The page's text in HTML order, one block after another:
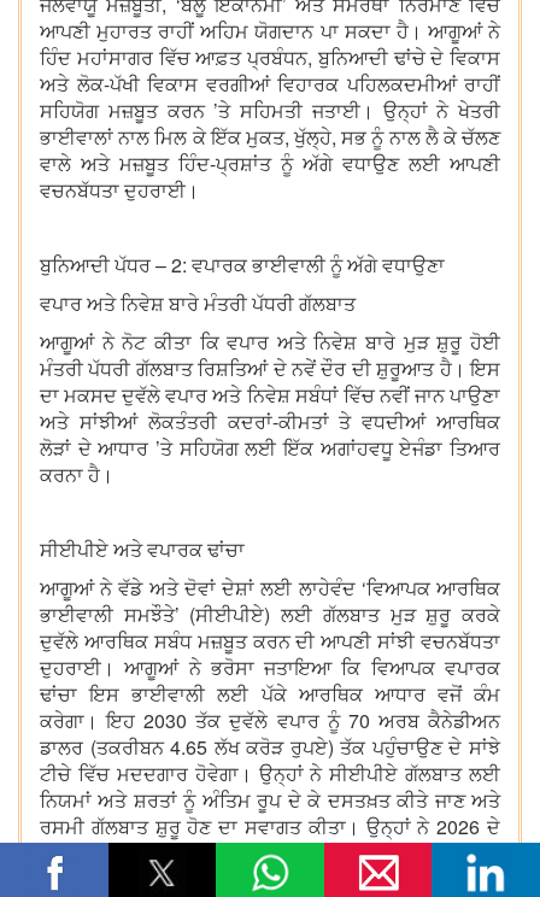
ਆਪਣੀ ਮੁਹਾਰਤ ਰਾਹੀਂ ਅਹਿਮ ਯੋਗਦਾਨ ਪਾ ਸਕਦਾ ਹੈ। ਆਗੂਆਂ ਨੇ
ਹਿੰਦ ਮਹਾਂਸਾਗਰ ਵਿੱਚ ਆਫ਼ਤ ਪ੍ਰਬੰਧਨ, ਬੁਨਿਆਦੀ ਢਾਂਚੇ ਦੇ ਵਿਕਾਸ
ਅਤੇ ਲੋਕ-ਪੱਖੀ ਵਿਕਾਸ ਵਰਗੀਆਂ ਵਿਹਾਰਕ ਪਹਿਲਕਦਮੀਆਂ ਰਾਹੀਂ
ਸਹਿਯੋਗ ਮਜ਼ਬੂਤ ਕਰਨ ’ਤੇ ਸਹਿਮਤੀ ਜਤਾਈ। ਉਨ੍ਹਾਂ ਨੇ ਖੇਤਰੀ
ਭਾਈਵਾਲਾਂ ਨਾਲ ਮਿਲ ਕੇ ਇੱਕ ਮੁਕਤ, ਖੁੱਲ੍ਹੇ, ਸਭ ਨੂੰ ਨਾਲ ਲੈ ਕੇ ਚੱਲਣ
ਵਾਲੇ ਅਤੇ ਮਜ਼ਬੂਤ ਹਿੰਦ-ਪ੍ਰਸ਼ਾਂਤ ਨੂੰ ਅੱਗੇ ਵਧਾਉਣ ਲਈ ਆਪਣੀ
ਵਚਨਬੱਧਤਾ ਦੁਹਰਾਈ।
ਬੁਨਿਆਦੀ ਪੱਧਰ – 2: ਵਪਾਰਕ ਭਾਈਵਾਲੀ ਨੂੰ ਅੱਗੇ ਵਧਾਉਣਾ
ਵਪਾਰ ਅਤੇ ਨਿਵੇਸ਼ ਬਾਰੇ ਮੰਤਰੀ ਪੱਧਰੀ ਗੱਲਬਾਤ
ਆਗੂਆਂ ਨੇ ਨੋਟ ਕੀਤਾ ਕਿ ਵਪਾਰ ਅਤੇ ਨਿਵੇਸ਼ ਬਾਰੇ ਮੁੜ ਸ਼ੁਰੂ ਹੋਈ
ਮੰਤਰੀ ਪੱਧਰੀ ਗੱਲਬਾਤ ਰਿਸ਼ਤਿਆਂ ਦੇ ਨਵੇਂ ਦੌਰ ਦੀ ਸ਼ੁਰੂਆਤ ਹੈ। ਇਸ
ਦਾ ਮਕਸਦ ਦੁਵੱਲੇ ਵਪਾਰ ਅਤੇ ਨਿਵੇਸ਼ ਸਬੰਧਾਂ ਵਿੱਚ ਨਵੀਂ ਜਾਨ ਪਾਉਣਾ
ਅਤੇ ਸਾਂਝੀਆਂ ਲੋਕਤੰਤਰੀ ਕਦਰਾਂ-ਕੀਮਤਾਂ ਤੇ ਵਧਦੀਆਂ ਆਰਥਿਕ
ਲੋੜਾਂ ਦੇ ਆਧਾਰ ’ਤੇ ਸਹਿਯੋਗ ਲਈ ਇੱਕ ਅਗਾਂਹਵਧੂ ਏਜੰਡਾ ਤਿਆਰ
ਕਰਨਾ ਹੈ।
ਸੀਈਪੀਏ ਅਤੇ ਵਪਾਰਕ ਢਾਂਚਾ
ਆਗੂਆਂ ਨੇ ਵੱਡੇ ਅਤੇ ਦੋਵਾਂ ਦੇਸ਼ਾਂ ਲਈ ਲਾਹੇਵੰਦ ‘ਵਿਆਪਕ ਆਰਥਿਕ
ਭਾਈਵਾਲੀ ਸਮਝੌਤੇ’ (ਸੀਈਪੀਏ) ਲਈ ਗੱਲਬਾਤ ਮੁੜ ਸ਼ੁਰੂ ਕਰਕੇ
ਦੁਵੱਲੇ ਆਰਥਿਕ ਸਬੰਧ ਮਜ਼ਬੂਤ ਕਰਨ ਦੀ ਆਪਣੀ ਸਾਂਝੀ ਵਚਨਬੱਧਤਾ
ਦੁਹਰਾਈ। ਆਗੂਆਂ ਨੇ ਭਰੋਸਾ ਜਤਾਇਆ ਕਿ ਵਿਆਪਕ ਵਪਾਰਕ
ਢਾਂਚਾ ਇਸ ਭਾਈਵਾਲੀ ਲਈ ਪੱਕੇ ਆਰਥਿਕ ਆਧਾਰ ਵਜੋਂ ਕੰਮ
ਕਰੇਗਾ। ਇਹ 2030 ਤੱਕ ਦੁਵੱਲੇ ਵਪਾਰ ਨੂੰ 70 ਅਰਬ ਕੈਨੇਡੀਅਨ
ਡਾਲਰ (ਤਕਰੀਬਨ 4.65 ਲੱਖ ਕਰੋੜ ਰੁਪਏ) ਤੱਕ ਪਹੁੰਚਾਉਣ ਦੇ ਸਾਂਝੇ
ਟੀਚੇ ਵਿੱਚ ਮਦਦਗਾਰ ਹੋਵੇਗਾ। ਉਨ੍ਹਾਂ ਨੇ ਸੀਈਪੀਏ ਗੱਲਬਾਤ ਲਈ
ਨਿਯਮਾਂ ਅਤੇ ਸ਼ਰਤਾਂ ਨੂੰ ਅੰਤਿਮ ਰੂਪ ਦੇ ਕੇ ਦਸਤਖ਼ਤ ਕੀਤੇ ਜਾਣ ਅਤੇ
ਰਸਮੀ ਗੱਲਬਾਤ ਸ਼ੁਰੂ ਹੋਣ ਦਾ ਸਵਾਗਤ ਕੀਤਾ। ਉਨ੍ਹਾਂ ਨੇ 2026 ਦੇ
ਅੰਤ ਤੱਕ ਇਹ ਗੱਲਬਾਤ ਪੂਰੀ ਕਰਨ ਦਾ ਸਾਂਝਾ ਇਰਾਦਾ
ਪ੍ਰਗਟਾਇਆ।